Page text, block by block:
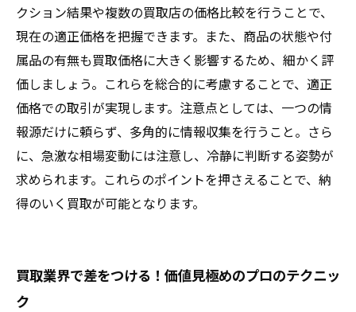
クション結果や複数の買取店の価格比較を行うことで、
現在の適正価格を把握できます。また、商品の状態や付
属品の有無も買取価格に大きく影響するため、細かく評
価しましょう。これらを総合的に考慮することで、適正
価格での取引が実現します。注意点としては、一つの情
報源だけに頼らず、多角的に情報収集を行うこと。さら
に、急激な相場変動には注意し、冷静に判断する姿勢が
求められます。これらのポイントを押さえることで、納
得のいく買取が可能となります。
買取業界で差をつける！価値見極めのプロのテクニッ
ク